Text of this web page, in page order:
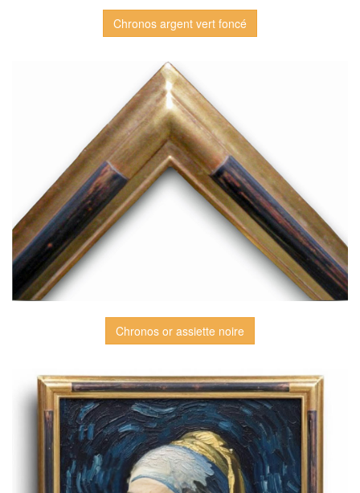
Chronos argent vert foncé
Chronos or assiette noire